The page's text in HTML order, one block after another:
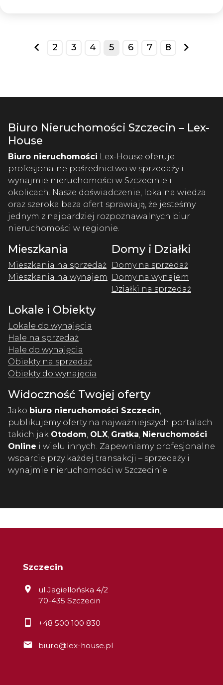
prev
2 3 4 5 6 7 8
next
Biuro Nieruchomości Szczecin – Lex-
House
Biuro nieruchomości Lex-House oferuje
profesjonalne pośrednictwo w sprzedaży i
wynajmie nieruchomości w Szczecinie i
okolicach. Nasze doświadczenie, lokalna wiedza
oraz szeroka baza ofert sprawiają, że jesteśmy
jednym z najbardziej rozpoznawalnych biur
nieruchomości w regionie.
Mieszkania
Mieszkania na sprzedaż
Mieszkania na wynajem
Domy i Działki
Domy na sprzedaż
Domy na wynajem
Działki na sprzedaż
Lokale i Obiekty
Lokale do wynajęcia
Hale na sprzedaż
Hale do wynajęcia
Obiekty na sprzedaż
Obiekty do wynajęcia
Widoczność Twojej oferty
Jako biuro nieruchomości Szczecin
publikujemy oferty na najważniejszych portalach
takich jak Otodom OLX Gratka Nieruchomości
Online i wielu innych. Zapewniamy profesjonalne
wsparcie przy każdej transakcji – sprzedaży i
wynajmie nieruchomości w Szczecinie.
Szczecin
ul.Jagiellońska 4/2
70-435 Szczecin
+48 500 100 830
biuro@lex-house.pl